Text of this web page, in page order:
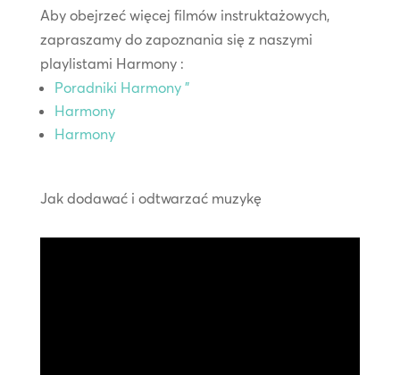
Aby obejrzeć więcej filmów instruktażowych,
zapraszamy do zapoznania się z naszymi
playlistami Harmony :
Poradniki Harmony ”
Harmony
Harmony
Jak dodawać i odtwarzać muzykę